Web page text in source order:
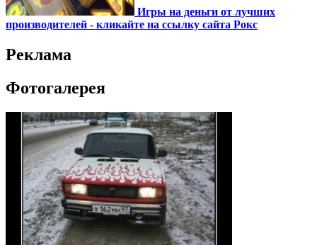
Игры на деньги от лучших
производителей - кликайте на ссылку сайта Рокс
Реклама
Фотогалерея